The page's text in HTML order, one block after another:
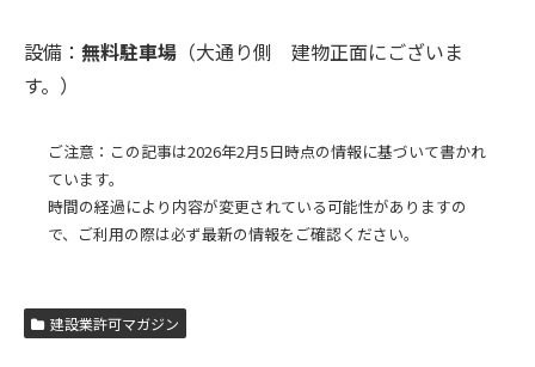
設備： 無料駐車場 （大通り側 建物正面にございま
す。）
ご注意：この記事は2026年2月5日時点の情報に基づいて書かれ
ています。
時間の経過により内容が変更されている可能性がありますの
で、ご利用の際は必ず最新の情報をご確認ください。
建設業許可マガジン